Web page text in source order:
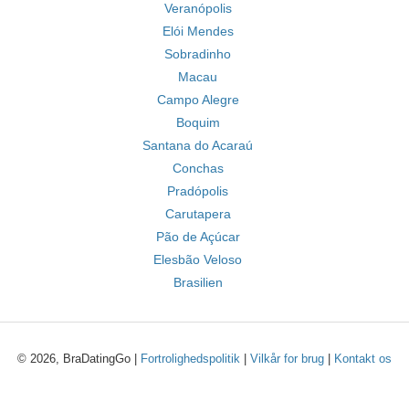
Veranópolis
Elói Mendes
Sobradinho
Macau
Campo Alegre
Boquim
Santana do Acaraú
Conchas
Pradópolis
Carutapera
Pão de Açúcar
Elesbão Veloso
Brasilien
© 2026, BraDatingGo | Fortrolighedspolitik Vilkår for brug Kontakt os